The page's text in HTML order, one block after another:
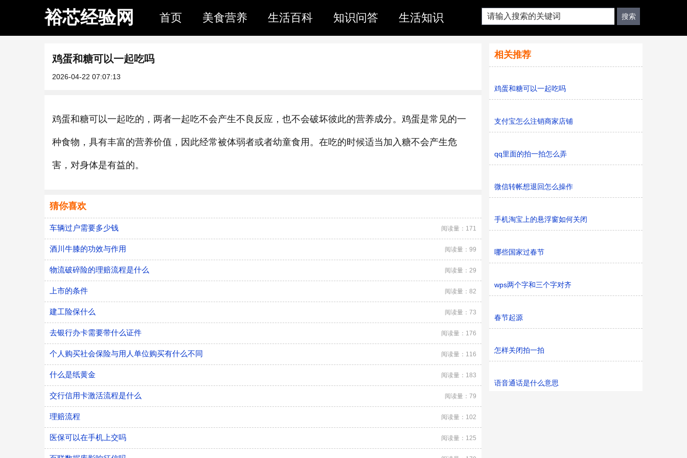
裕芯经验网 首页 美食营养 生活百科 知识问答 生活知识
鸡蛋和糖可以一起吃吗
2026-04-22 07:07:13
鸡蛋和糖可以一起吃的，两者一起吃不会产生不良反应，也不会破坏彼此的营养成分。鸡蛋是常见的一
种食物，具有丰富的营养价值，因此经常被体弱者或者幼童食用。在吃的时候适当加入糖不会产生危
害，对身体是有益的。
猜你喜欢
​车辆过户需要多少钱 阅读量：171
酒川牛膝的功效与作用 阅读量：99
物流破碎险的理赔流程是什么 阅读量：29
上市的条件 阅读量：82
建工险保什么 阅读量：73
去银行办卡需要带什么证件 阅读量：176
个人购买社会保险与用人单位购买有什么不同 阅读量：116
什么是纸黄金 阅读量：183
交行信用卡激活流程是什么 阅读量：79
理赔流程 阅读量：102
医保可以在手机上交吗 阅读量：125
相关推荐
鸡蛋和糖可以一起吃吗
支付宝怎么注销商家店铺
qq里面的拍一拍怎么弄
微信转帐想退回怎么操作
手机淘宝上的悬浮窗如何关闭
哪些国家过春节
wps两个字和三个字对齐
春节起源
怎样关闭拍一拍
语音通话是什么意思